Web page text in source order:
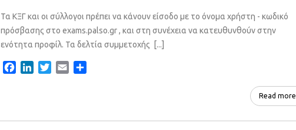
Τα ΚΞΓ και οι σύλλογοι πρέπει να κάνουν είσοδο με το όνομα χρήστη - κωδικό
πρόσβασης στο exams.palso.gr , και στη συνέχεια να κατευθυνθούν στην
ενότητα προφίλ. Τα δελτία συμμετοχής [...]
FacebookLinkedInTwitterEmail
Read more